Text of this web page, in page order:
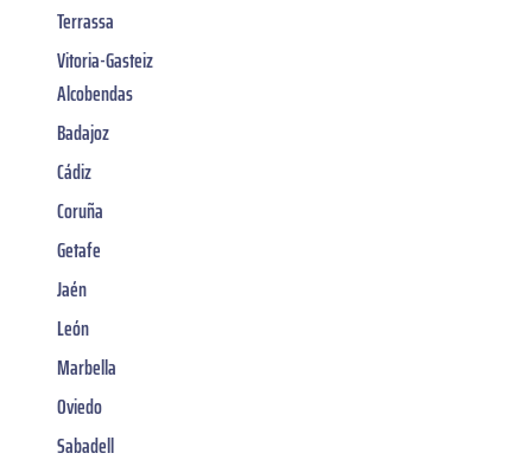
Terrassa
Vitoria-Gasteiz
Alcobendas
Badajoz
Cádiz
Coruña
Getafe
Jaén
León
Marbella
Oviedo
Sabadell